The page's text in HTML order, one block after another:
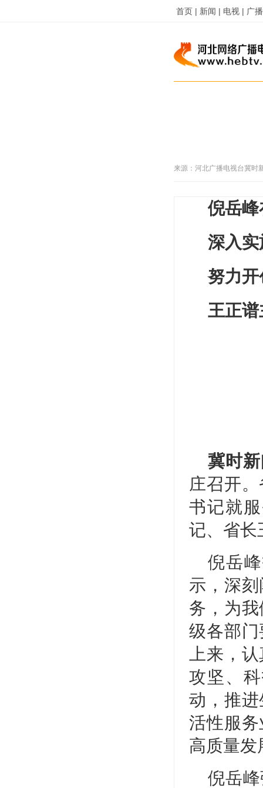
首页 | 新闻 | 电视 | 广
来源： 河北广播电视台冀时
倪岳
深入
努力
王正谱
冀时
庄召开
书记就
记、省长
倪岳
示，深
务，为
级各部
上来，
攻坚、
动，推
活性服
高质量发
倪岳